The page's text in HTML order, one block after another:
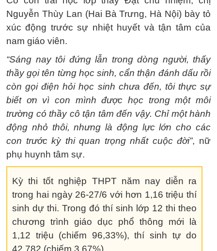
Nguyễn Thùy Lan (Hai Bà Trưng, Hà Nội) bày tỏ
xúc động trước sự nhiệt huyết và tận tâm của
nam giáo viên.
“Sáng nay tôi đứng lẫn trong dòng người, thấy
thầy gọi tên từng học sinh, cẩn thận đánh dấu rồi
còn gọi điện hỏi học sinh chưa đến, tôi thực sự
biết ơn vì con mình được học trong một môi
trường có thầy cô tận tâm đến vậy. Chỉ một hành
động nhỏ thôi, nhưng là động lực lớn cho các
con trước kỳ thi quan trọng nhất cuộc đời”, nữ
phụ huynh tâm sự.
Kỳ thi tốt nghiệp THPT năm nay diễn ra
trong hai ngày 26-27/6 với hơn 1,16 triệu thí
sinh dự thi. Trong đó thí sinh lớp 12 thi theo
chương trình giáo dục phổ thông mới là
1,12 triệu (chiếm 96,33%), thí sinh tự do
42.782 (chiếm 3,67%).